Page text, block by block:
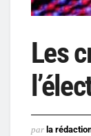
Les
par la